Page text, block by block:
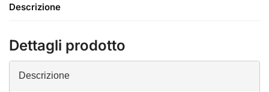
Descrizione
Dettagli prodotto
Descrizione